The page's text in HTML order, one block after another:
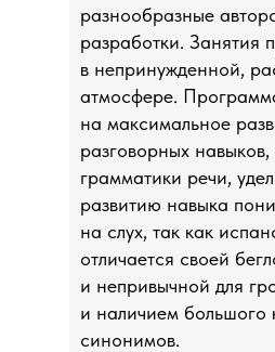
разнообразные
разработки. Занятия
в непринужденной,
атмосфере.
на максимальное
разговорных
грамматики речи,
развитию навыка
на слух, так как
отличается своей
и непривычной для
и наличием большого
синонимов.